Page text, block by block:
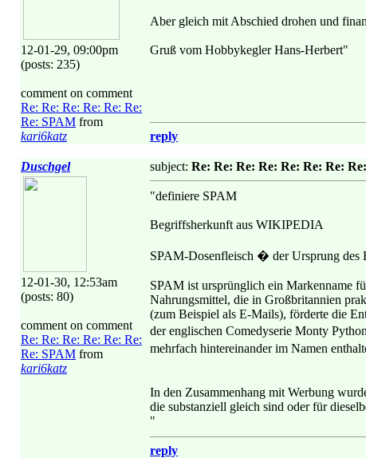
12-01-29, 09:00pm
(posts: 235)
comment on comment
Re: Re: Re: Re: Re: Re:
Re: SPAM from
kari6katz
Aber gleich mit Abschied drohen und
Gruß vom Hobbykegler Hans-Herbert"
reply
Duschgel
12-01-30, 12:53am
(posts: 80)
comment on comment
Re: Re: Re: Re: Re: Re:
Re: SPAM from
kari6katz
subject: Re: Re: Re: Re: Re: Re: Re:
"definiere SPAM
Begriffsherkunft aus WIKIPEDIA
SPAM-Dosenfleisch � der Ursprung des
SPAM ist ursprünglich ein Markenname
Nahrungsmittel, die in Großbritannien
(zum Beispiel als E-Mails), förderte die
der englischen Comedyserie Monty
mehrfach hintereinander im Namen
In den Zusammenhang mit Werbung
die substanziell gleich sind oder für
"
reply